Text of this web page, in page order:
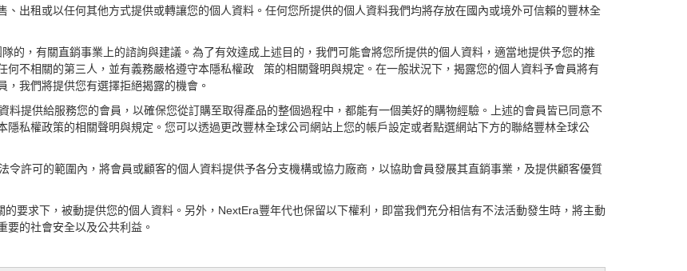
出租或以任何其他方式提供或轉讓您的個人資料。任何您所提供的個人資料我們均將存放在國內或境外可信賴的豐林全
的，有關直銷事業上的諮詢與建議。為了有效達成上述目的，我們可能會將您所提供的個人資料，適當地提供予您的推
何不相關的第三人，並有義務嚴格遵守本隱私權政 策的相關聲明與規定。在一般狀況下，揭露您的個人資料予會員將有
我們將提供您有選擇拒絕揭露的機會。
料提供給服務您的會員，以確保您從訂購至取得產品的整個過程中，都能有一個美好的購物經驗。上述的會員皆已同意不
隱私權政策的相關聲明與規定。您可以透過更改豐林全球公司網站上您的帳戶設定或者點選網站下方的聯絡豐林全球公
許可的範圍內，將會員或顧客的個人資料提供予各分支機構或協力廠商，以協助會員發展其直銷事業，及提供顧客優質
要求下，被動提供您的個人資料。另外，NextEra豐年代也保留以下權利，即當我們充分相信有不法活動發生時，將主動
要的社會安全以及公共利益。